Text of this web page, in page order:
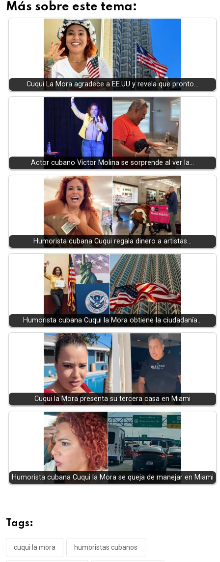
Más sobre este tema:
Cuqui La Mora agradece a EE.UU y revela que pronto…
Actor cubano Víctor Molina se sorprende al ver la…
Humorista cubana Cuqui regala dinero a artistas…
Humorista cubana Cuqui la Mora obtiene la ciudadanía…
Cuqui la Mora presenta su tercera casa en Miami
Humorista cubana Cuqui la Mora se queja de manejar en Miami
Tags:
cuqui la mora humoristas cubanos